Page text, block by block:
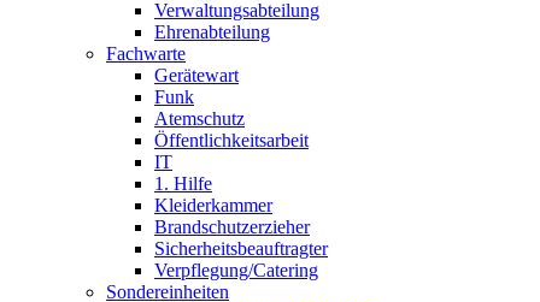
Verwaltungsabteilung
Ehrenabteilung
Fachwarte
Gerätewart
Funk
Atemschutz
Öffentlichkeitsarbeit
IT
1. Hilfe
Kleiderkammer
Brandschutzerzieher
Sicherheitsbeauftragter
Verpflegung/Catering
Sondereinheiten